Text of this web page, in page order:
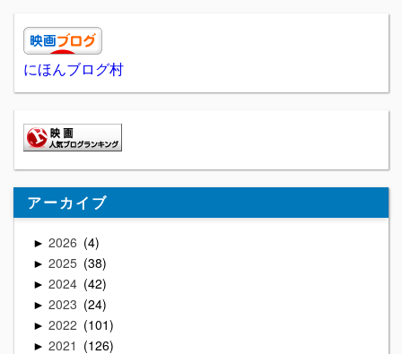
にほんブログ村
アーカイブ
► 2026 4
► 2025 38
► 2024 42
► 2023 24
► 2022 101
► 2021 126